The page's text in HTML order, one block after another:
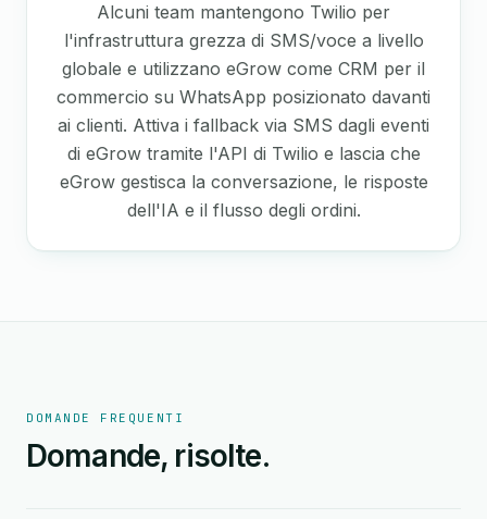
Alcuni team mantengono Twilio per
l'infrastruttura grezza di SMS/voce a livello
globale e utilizzano eGrow come CRM per il
commercio su WhatsApp posizionato davanti
ai clienti. Attiva i fallback via SMS dagli eventi
di eGrow tramite l'API di Twilio e lascia che
eGrow gestisca la conversazione, le risposte
dell'IA e il flusso degli ordini.
DOMANDE FREQUENTI
Domande, risolte.